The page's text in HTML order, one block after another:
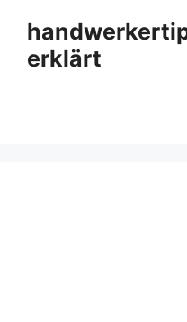
Inhalt
springen
erklärt